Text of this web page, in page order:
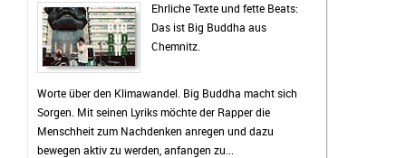
Ehrliche Texte und fette Beats:
Das ist Big Buddha aus
Chemnitz.
Worte über den Klimawandel. Big Buddha macht sich
Sorgen. Mit seinen Lyriks möchte der Rapper die
Menschheit zum Nachdenken anregen und dazu
bewegen aktiv zu werden, anfangen zu...